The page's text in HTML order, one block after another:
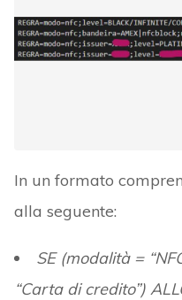
In un formato
alla seguente:
SE (modalità =
“Carta di credito”)